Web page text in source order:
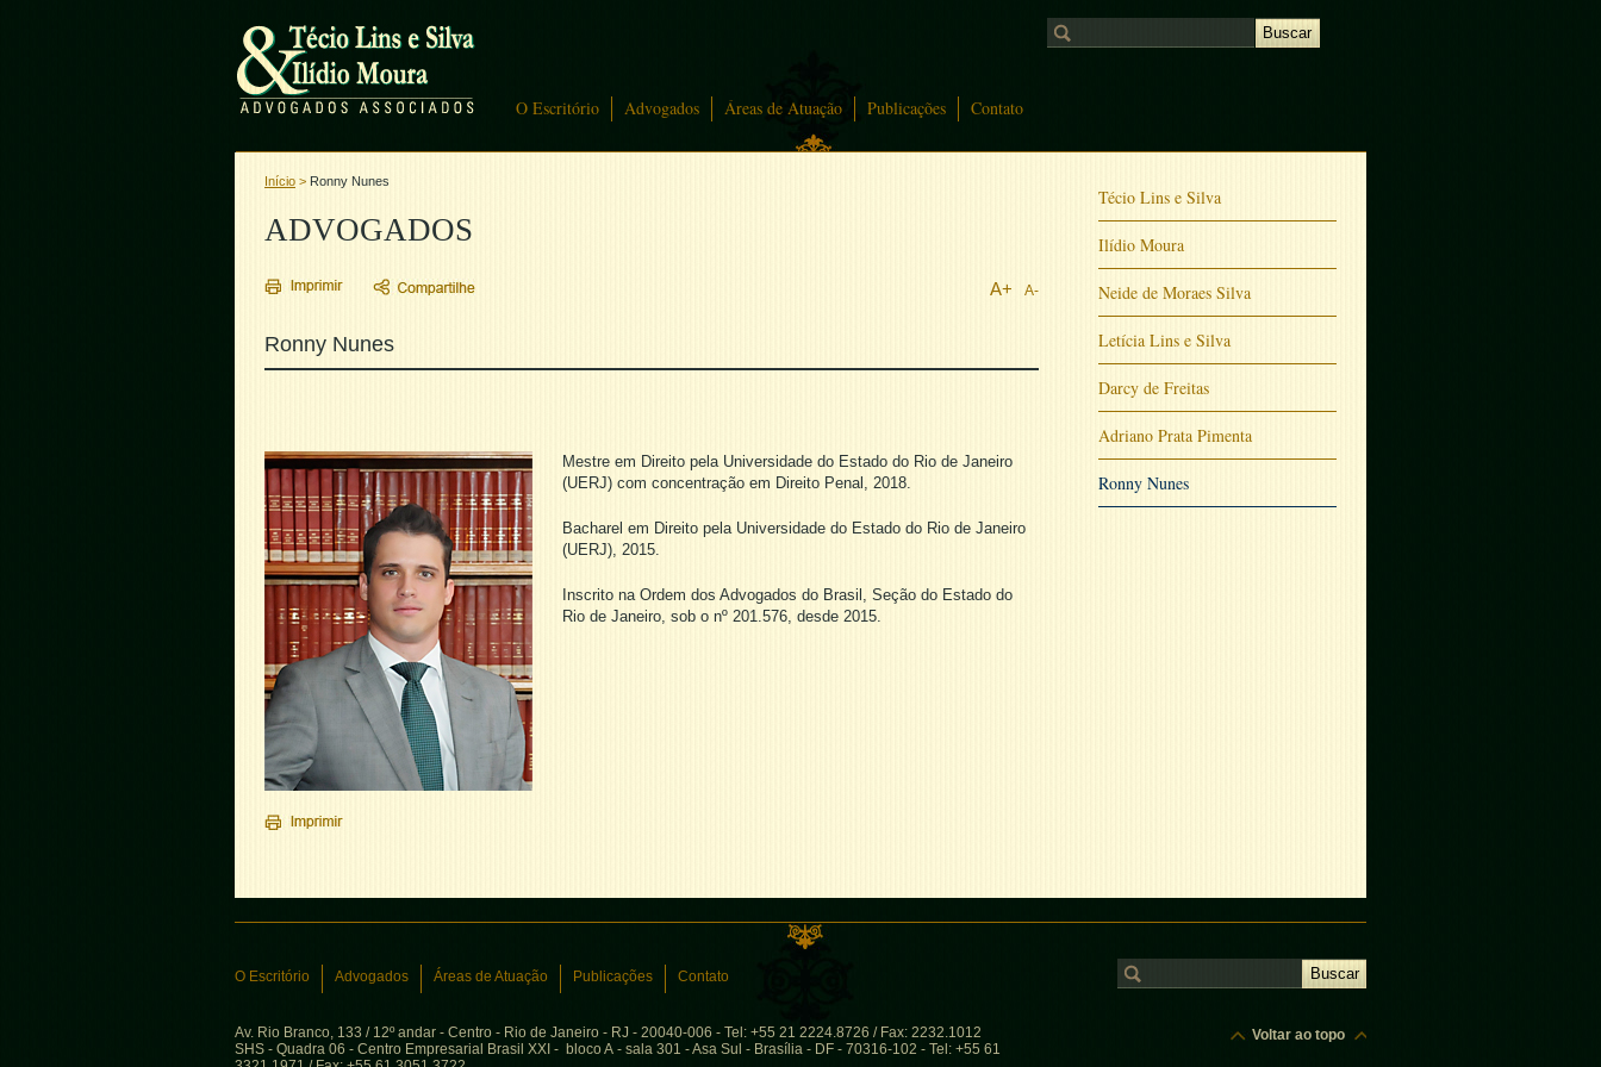
O Escritório Advogados Áreas de Atuação Publicações Contato
Início > Ronny Nunes
ADVOGADOS
A+ A-
Ronny Nunes
Mestre em Direito pela Universidade do Estado do Rio de Janeiro
(UERJ) com concentração em Direito Penal, 2018.
Bacharel em Direito pela Universidade do Estado do Rio de Janeiro
(UERJ), 2015.
Inscrito na Ordem dos Advogados do Brasil, Seção do Estado do
Rio de Janeiro, sob o nº 201.576, desde 2015.
Técio Lins e Silva
Ilídio Moura
Neide de Moraes Silva
Letícia Lins e Silva
Darcy de Freitas
Adriano Prata Pimenta
Ronny Nunes
O Escritório Advogados Áreas de Atuação Publicações Contato
Av. Rio Branco, 133 / 12º andar - Centro - Rio de Janeiro - RJ - 20040-006 - Tel: +55 21 2224.8726 / Fax: 2232.1012
SHS - Quadra 06 - Centro Empresarial Brasil XXI - bloco A - sala 301 - Asa Sul - Brasília - DF - 70316-102 - Tel: +55 61
Voltar ao topo